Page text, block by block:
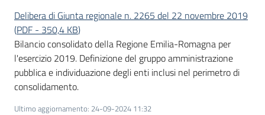
Delibera di Giunta regionale n. 2265 del 22 novembre 2019
(PDF - 350,4 KB)
Bilancio consolidato della Regione Emilia-Romagna per
l'esercizio 2019. Definizione del gruppo amministrazione
pubblica e individuazione degli enti inclusi nel perimetro di
consolidamento.
Ultimo aggiornamento: 24-09-2024 11:32